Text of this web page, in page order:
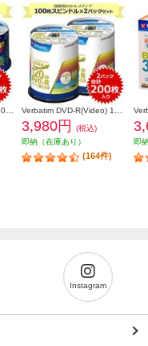
3,980円
(税込)
即納（在庫あり）
(164件)
即
Instagram